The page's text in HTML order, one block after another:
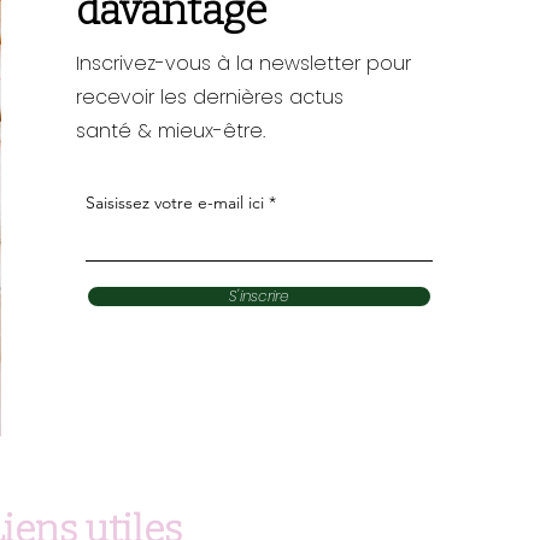
davantage
Inscrivez-vous à la newsletter pour
recevoir les dernières actus
santé & mieux-être.
Saisissez votre e-mail ici
S'inscrire
utiles